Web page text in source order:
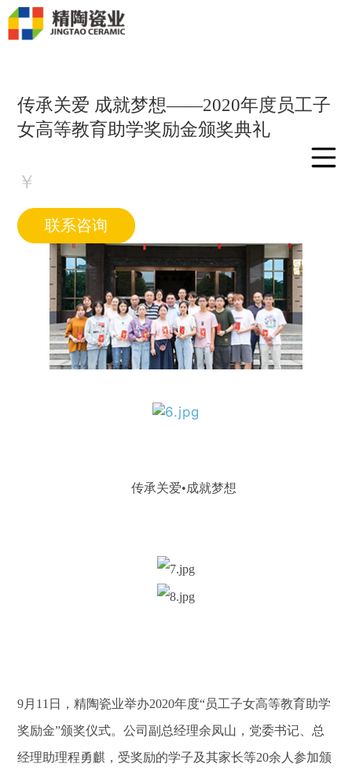
传承关爱 成就梦想——2020年度员工子
女高等教育助学奖励金颁奖典礼
￥
联系咨询
传承关爱•成就梦想
9月11日，精陶瓷业举办2020年度“员工子女高等教育助学
奖励金”颁奖仪式。公司副总经理余凤山，党委书记、总
经理助理程勇麒，受奖励的学子及其家长等20余人参加颁